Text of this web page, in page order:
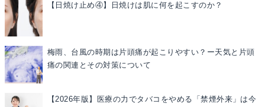
【日焼け止め④】日焼けは肌に何を起こすのか？
梅雨、台風の時期は片頭痛が起こりやすい？ー天気と片頭
痛の関連とその対策について
【2026年版】医療の力でタバコをやめる「禁煙外来」は今